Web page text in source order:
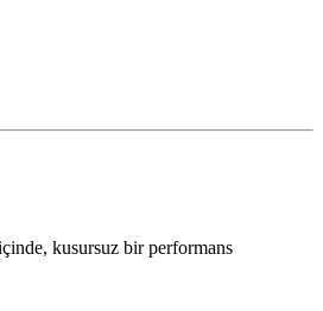
kusursuz bir performans